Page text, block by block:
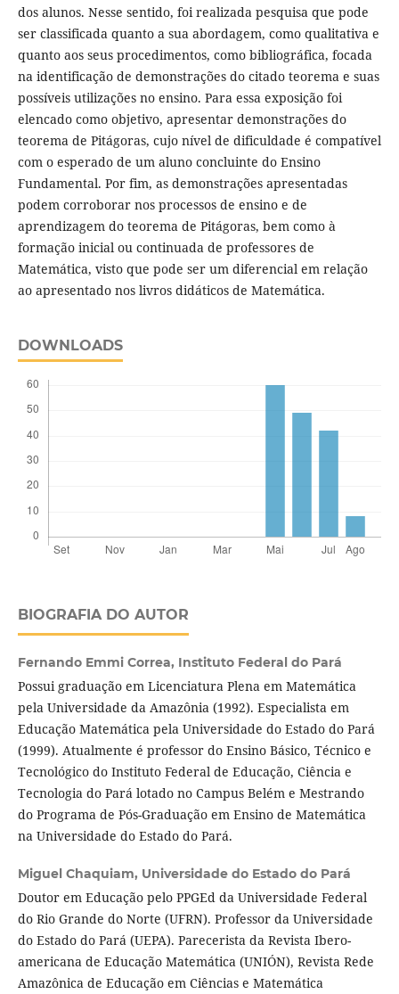
dos alunos. Nesse sentido, foi realizada pesquisa que pode
ser classificada quanto a sua abordagem, como qualitativa e
quanto aos seus procedimentos, como bibliográfica, focada
na identificação de demonstrações do citado teorema e suas
possíveis utilizações no ensino. Para essa exposição foi
elencado como objetivo, apresentar demonstrações do
teorema de Pitágoras, cujo nível de dificuldade é compatível
com o esperado de um aluno concluinte do Ensino
Fundamental. Por fim, as demonstrações apresentadas
podem corroborar nos processos de ensino e de
aprendizagem do teorema de Pitágoras, bem como à
formação inicial ou continuada de professores de
Matemática, visto que pode ser um diferencial em relação
ao apresentado nos livros didáticos de Matemática.
DOWNLOADS
BIOGRAFIA DO AUTOR
Fernando Emmi Correa, Instituto Federal do Pará
Possui graduação em Licenciatura Plena em Matemática
pela Universidade da Amazônia (1992). Especialista em
Educação Matemática pela Universidade do Estado do Pará
(1999). Atualmente é professor do Ensino Básico, Técnico e
Tecnológico do Instituto Federal de Educação, Ciência e
Tecnologia do Pará lotado no Campus Belém e Mestrando
do Programa de Pós-Graduação em Ensino de Matemática
na Universidade do Estado do Pará.
Miguel Chaquiam, Universidade do Estado do Pará
Doutor em Educação pelo PPGEd da Universidade Federal
do Rio Grande do Norte (UFRN). Professor da Universidade
do Estado do Pará (UEPA). Parecerista da Revista Ibero-
americana de Educação Matemática (UNIÓN), Revista Rede
Amazônica de Educação em Ciências e Matemática